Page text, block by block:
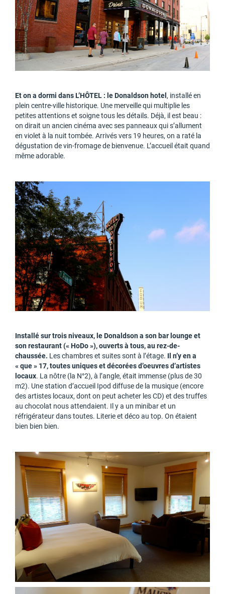
Et on a dormi dans L’HÔTEL : le Donaldson hotel , installé en
plein centre-ville historique. Une merveille qui multiplie les
petites attentions et soigne tous les détails. Déjà, il est beau :
on dirait un ancien cinéma avec ses panneaux qui s’allument
en violet à la nuit tombée. Arrivés vers 19 heures, on a raté la
dégustation de vin-fromage de bienvenue. L’accueil était quand
même adorable.
Installé sur trois niveaux, le Donaldson a son bar lounge et
son restaurant (« HoDo »), ouverts à tous, au rez-de-
chaussée. Les chambres et suites sont à l’étage. Il n’y en a
« que » 17, toutes uniques et décorées d’oeuvres d’artistes
locaux. La nôtre (la N°2), à l’angle, était immense (plus de 30
m2). Une station d’accueil Ipod diffuse de la musique (encore
des artistes locaux, dont on peut acheter les CD) et des truffes
au chocolat nous attendaient. Il y a un minibar et un
réfrigérateur dans toutes. Literie et déco au top. On étaient
bien bien bien.